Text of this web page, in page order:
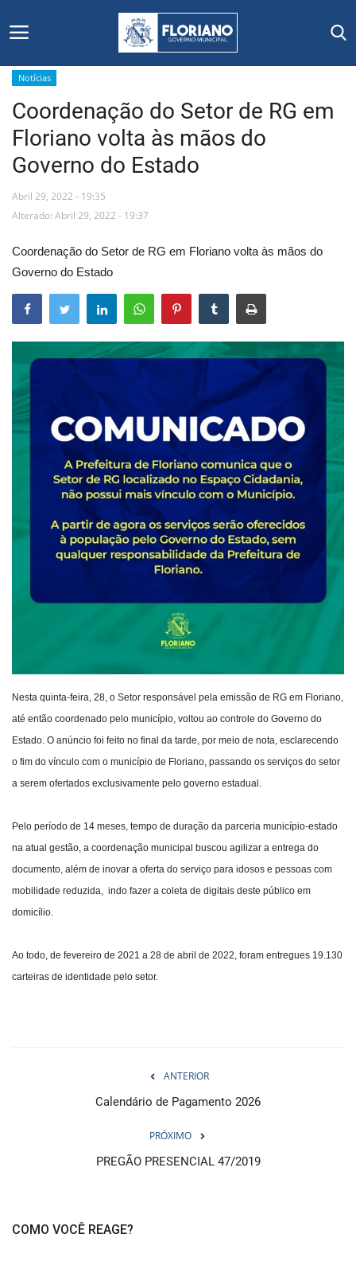
Início
Editais
Floriano
Mural de Licitações
Notícias
Webmail
Contato
Notícias
Coordenação do Setor de RG em
Floriano volta às mãos do
Governo do Estado
Abril 29, 2022 - 19:35
Alterado: Abril 29, 2022 - 19:37
Coordenação do Setor de RG em Floriano volta às mãos do
Governo do Estado
Nesta quinta-feira, 28, o Setor responsável pela emissão de RG em Floriano,
até então coordenado pelo município, voltou ao controle do Governo do
Estado. O anúncio foi feito no final da tarde, por meio de nota, esclarecendo
o fim do vínculo com o município de Floriano, passando os serviços do setor
a serem ofertados exclusivamente pelo governo estadual.
Pelo período de 14 meses, tempo de duração da parceria município-estado
na atual gestão, a coordenação municipal buscou agilizar a entrega do
documento, além de inovar a oferta do serviço para idosos e pessoas com
mobilidade reduzida, indo fazer a coleta de digitais deste público em
domicílio.
Ao todo, de fevereiro de 2021 a 28 de abril de 2022, foram entregues 19.130
carteiras de identidade pelo setor.
ANTERIOR
Calendário de Pagamento 2026
PRÓXIMO
PREGÃO PRESENCIAL 47/2019
COMO VOCÊ REAGE?